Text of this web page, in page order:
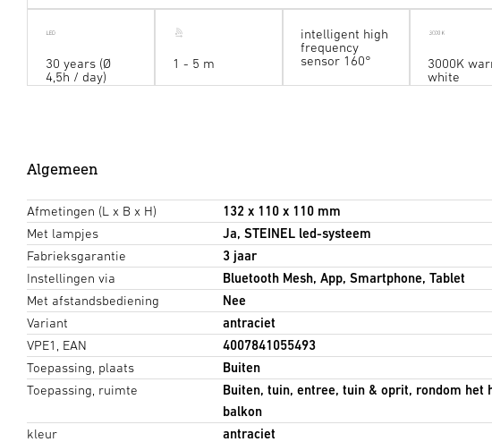
30 years (Ø
4,5h / day)
1 - 5 m
intelligent high
frequency
sensor 160°
3000K
white
Algemeen
Afmetingen (L x B x H)
132 x 110 x 110 mm
Met lampjes
Ja, STEINEL led-systeem
Fabrieksgarantie
3 jaar
Instellingen via
Bluetooth Mesh, App, Smartphone, Tablet
Met afstandsbediening
Nee
Variant
antraciet
VPE1, EAN
4007841055493
Toepassing, plaats
Buiten
Toepassing, ruimte
Buiten, tuin, entree, tuin & oprit, rondom het
balkon
kleur
antraciet